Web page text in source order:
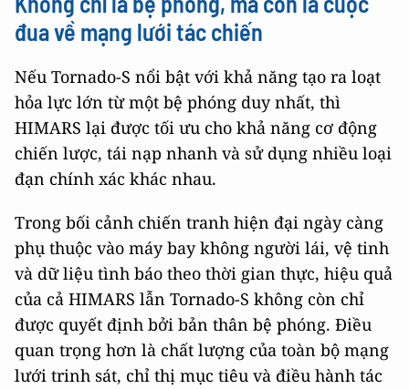
đua về mạng lưới tác chiến
Nếu Tornado-S nổi bật với khả năng tạo ra loạt
hỏa lực lớn từ một bệ phóng duy nhất, thì
HIMARS lại được tối ưu cho khả năng cơ động
chiến lược, tái nạp nhanh và sử dụng nhiều loại
đạn chính xác khác nhau.
Trong bối cảnh chiến tranh hiện đại ngày càng
phụ thuộc vào máy bay không người lái, vệ tinh
và dữ liệu tình báo theo thời gian thực, hiệu quả
của cả HIMARS lẫn Tornado-S không còn chỉ
được quyết định bởi bản thân bệ phóng. Điều
quan trọng hơn là chất lượng của toàn bộ mạng
lưới trinh sát, chỉ thị mục tiêu và điều hành tác